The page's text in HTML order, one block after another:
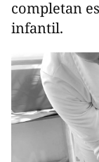
completan
infantil.